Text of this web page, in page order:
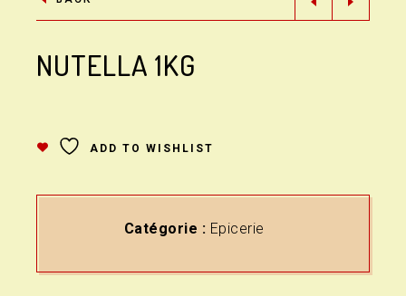
NUTELLA 1KG
ADD TO WISHLIST
Catégorie : Epicerie